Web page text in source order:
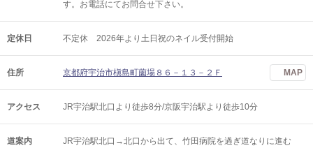
す。お電話にてお問合せ下さい。
定休日 不定休 2026年より土日祝のネイル受付開始
住所 京都府宇治市槇島町薗場８６－１３－２Ｆ MAP
アクセス JR宇治駅北口より徒歩8分/京阪宇治駅より徒歩10分
道案内
JR宇治駅北口→北口から出て、竹田病院を過ぎ道なりに進む